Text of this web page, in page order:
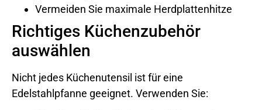
Vermeiden Sie maximale Herdplattenhitze
Richtiges Küchenzubehör
auswählen
Nicht jedes Küchenutensil ist für eine
Edelstahlpfanne geeignet. Verwenden Sie: